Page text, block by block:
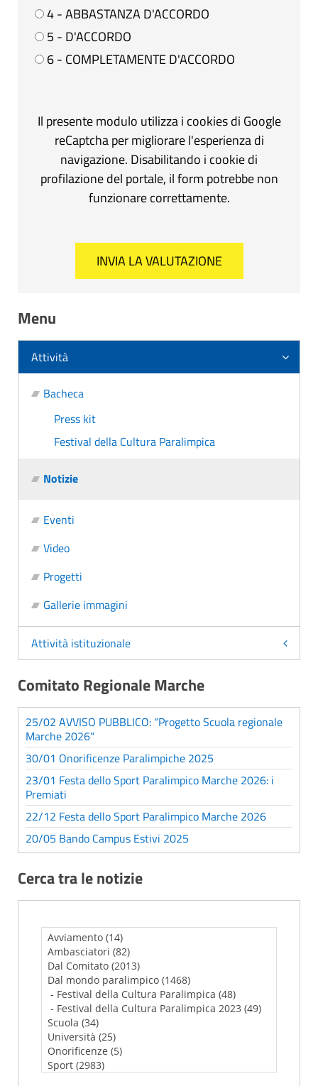
4 - ABBASTANZA D'ACCORDO
5 - D'ACCORDO
6 - COMPLETAMENTE D'ACCORDO
Il presente modulo utilizza i cookies di Google
reCaptcha per migliorare l'esperienza di
navigazione. Disabilitando i cookie di
profilazione del portale, il form potrebbe non
funzionare correttamente.
Menu
Attività
Bacheca
Press kit
Festival della Cultura Paralimpica
Notizie
Eventi
Video
Progetti
Gallerie immagini
Attività istituzionale
Comitato Regionale Marche
25/02 AVVISO PUBBLICO: “Progetto Scuola regionale
Marche 2026"
30/01 Onorificenze Paralimpiche 2025
23/01 Festa dello Sport Paralimpico Marche 2026: i
Premiati
22/12 Festa dello Sport Paralimpico Marche 2026
20/05 Bando Campus Estivi 2025
Cerca tra le notizie